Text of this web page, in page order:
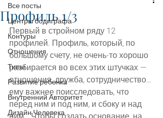
Все посты
Центры бодиграфа
Контуры
Отношения
Типы
Развитие ребенка
Внутренний Авторитет
Дизайн Человека
Профиль 1/3
Первый в стройном ряду 12
профилей. Профиль, который, по
большому счету, не очень-то хорошо
разбирается во всех этих штучках —
отношения, дружба, сотрудничество…
ему важнее поисследовать, что
перед ним и под ним, и сбоку и над